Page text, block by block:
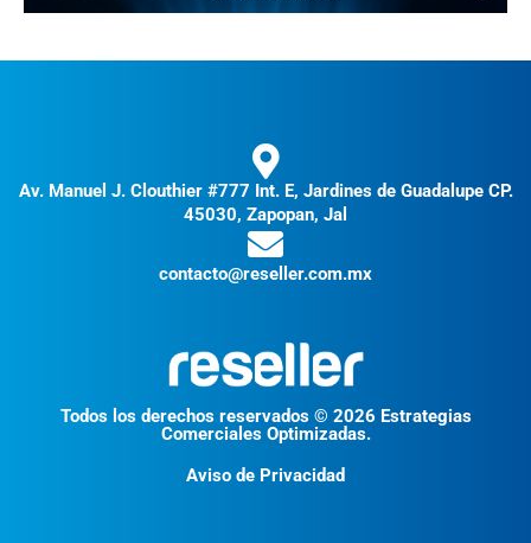
Av. Manuel J. Clouthier #777 Int. E, Jardines de Guadalupe CP.
45030, Zapopan, Jal
contacto@reseller.com.mx
Todos los derechos reservados © 2026 Estrategias
Comerciales Optimizadas.
Aviso de Privacidad